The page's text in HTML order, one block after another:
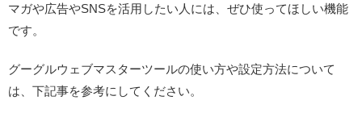
マガや広告やSNSを活用したい人には、ぜひ使ってほしい機能
です。
グーグルウェブマスターツールの使い方や設定方法について
は、下記事を参考にしてください。